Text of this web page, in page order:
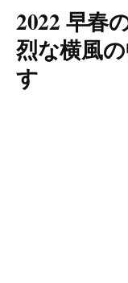
2022 早春
烈な横風
す